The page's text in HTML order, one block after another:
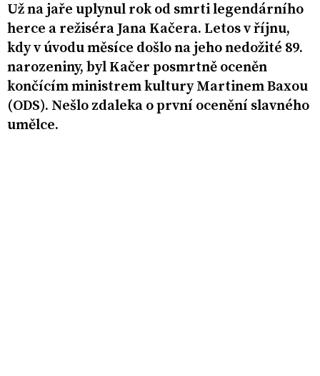
Už na jaře uplynul rok od smrti legendárního
herce a režiséra Jana Kačera. Letos v říjnu,
kdy v úvodu měsíce došlo na jeho nedožité 89.
narozeniny, byl Kačer posmrtně oceněn
končícím ministrem kultury Martinem Baxou
(ODS). Nešlo zdaleka o první ocenění slavného
umělce.